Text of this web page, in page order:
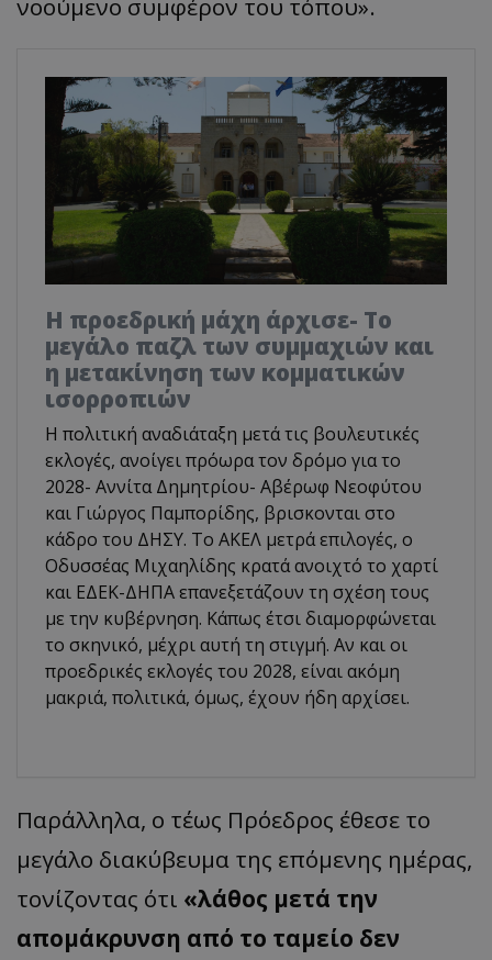
νοούμενο συμφέρον του τόπου».
Η προεδρική μάχη άρχισε- Το
μεγάλο παζλ των συμμαχιών και
η μετακίνηση των κομματικών
ισορροπιών
Η πολιτική αναδιάταξη μετά τις βουλευτικές
εκλογές, ανοίγει πρόωρα τον δρόμο για το
2028- Αννίτα Δημητρίου- Αβέρωφ Νεοφύτου
και Γιώργος Παμπορίδης, βρισκονται στο
κάδρο του ΔΗΣΥ. Το ΑΚΕΛ μετρά επιλογές, ο
Οδυσσέας Μιχαηλίδης κρατά ανοιχτό το χαρτί
και ΕΔΕΚ-ΔΗΠΑ επανεξετάζουν τη σχέση τους
με την κυβέρνηση. Κάπως έτσι διαμορφώνεται
το σκηνικό, μέχρι αυτή τη στιγμή. Αν και οι
προεδρικές εκλογές του 2028, είναι ακόμη
μακριά, πολιτικά, όμως, έχουν ήδη αρχίσει.
​Παράλληλα, ο τέως Πρόεδρος έθεσε το
μεγάλο διακύβευμα της επόμενης ημέρας,
τονίζοντας ότι «λάθος μετά την
απομάκρυνση από το ταμείο δεν